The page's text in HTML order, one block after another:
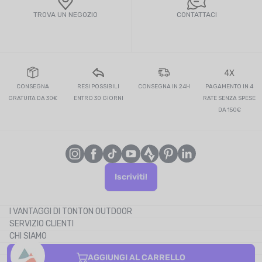
AGGIUNGI AL CARRELLO
TROVA UN NEGOZIO CONTATTACI
CONSEGNA
GRATUITA DA 30€
RESI POSSIBILI
ENTRO 30 GIORNI
CONSEGNA IN 24H
4X
PAGAMENTO IN 4
RATE SENZA SPESE
DA 150€
Iscriviti!
I VANTAGGI DI TONTON OUTDOOR
Il blog
Il cashback
I codici promozionali
SERVIZIO CLIENTI
CHI SIAMO
CONTATTACI